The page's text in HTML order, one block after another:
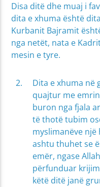
Disa ditë dhe muaj i
dita e xhuma është
Kurbanit Bajramit
nga netët, nata e
mesin e tyre.
Dita e xhuma në
quajtur me emrin
buron nga fjala
të thotë tubim
myslimanëve një
ashtu thuhet se
emër, ngase
përfunduar
këtë ditë janë